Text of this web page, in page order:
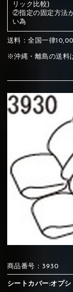
①Beige
④Brown
⑦Blue
サブ生地は下記
④Brown
⑦Blue
⑩White
赤く塗
くださ
刺繍は下記21種
①Beige
④Brown
⑦Blue
赤く塗
くださ
①Black
④Beige
⑦Wine-red
赤く塗
くださ
①Black
④Beige
⑦Wine-red
リック比較)
②指定の固定方法
い為
送料：全国一律
※沖縄・離島の送料
商品番号：3930
シートカバー:オプ